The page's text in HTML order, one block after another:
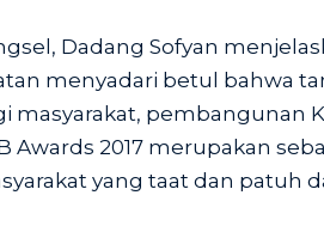
Dadang Sofyan
menyadari betul bahwa
masyarakat, pembangunan
Awards 2017 merupakan
yang taat dan patuh